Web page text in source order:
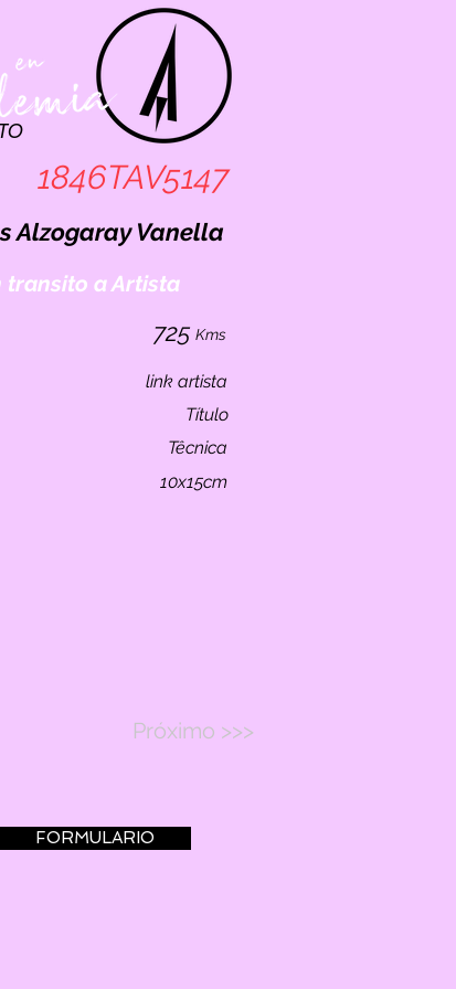
Kms
725
1846TAV5147
transito a Artista
Alzogaray Vanella
Próximo >>>
link artista
Título
Têcnica
10x15cm
FORMULARIO